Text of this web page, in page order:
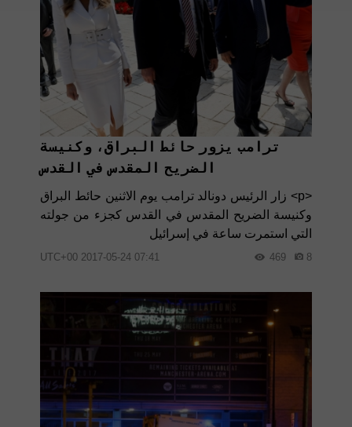
ترامب يزور حائط البراق، وكنيسة
الضريح المقدس في القدس
<p> زار الرئيس دونالد ترامب يوم الاثنين حائط البراق
وكنيسة الضريح المقدس في القدس كجزء من جولته
التي استمرت ساعة في إسرائيل
07:41 2017-05-24 UTC+00 8
469